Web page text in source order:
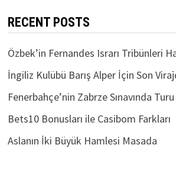
RECENT POSTS
Özbek’in Fernandes Israrı Tribünleri
İngiliz Kulübü Barış Alper İçin Son
Fenerbahçe’nin Zabrze Sınavında
Bets10 Bonusları ile Casibom Farkları
Aslanın İki Büyük Hamlesi Masada